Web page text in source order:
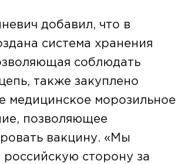
добавил, что в
система хранения
соблюдать
также закуплено
медицинское морозильное
позволяющее
вакцину. «Мы
сторону за